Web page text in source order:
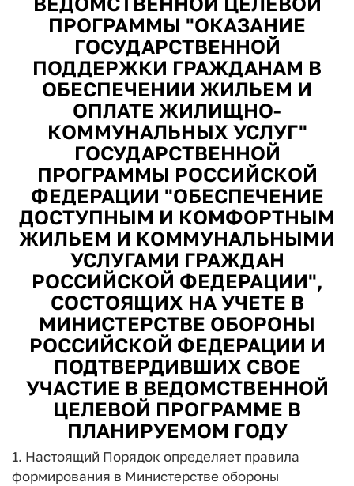
ПРОГРАММЫ "ОКАЗАНИЕ
ГОСУДАРСТВЕННОЙ
ПОДДЕРЖКИ ГРАЖДАНАМ В
ОБЕСПЕЧЕНИИ ЖИЛЬЕМ И
ОПЛАТЕ ЖИЛИЩНО-
КОММУНАЛЬНЫХ УСЛУГ"
ГОСУДАРСТВЕННОЙ
ПРОГРАММЫ РОССИЙСКОЙ
ФЕДЕРАЦИИ "ОБЕСПЕЧЕНИЕ
ДОСТУПНЫМ И КОМФОРТНЫМ
ЖИЛЬЕМ И КОММУНАЛЬНЫМИ
УСЛУГАМИ ГРАЖДАН
РОССИЙСКОЙ ФЕДЕРАЦИИ",
СОСТОЯЩИХ НА УЧЕТЕ В
МИНИСТЕРСТВЕ ОБОРОНЫ
РОССИЙСКОЙ ФЕДЕРАЦИИ И
ПОДТВЕРДИВШИХ СВОЕ
УЧАСТИЕ В ВЕДОМСТВЕННОЙ
ЦЕЛЕВОЙ ПРОГРАММЕ В
ПЛАНИРУЕМОМ ГОДУ
1. Настоящий Порядок определяет правила
формирования в Министерстве обороны